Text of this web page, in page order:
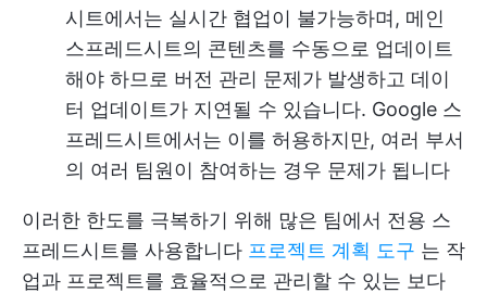
시트에서는 실시간 협업이 불가능하며, 메인
스프레드시트의 콘텐츠를 수동으로 업데이트
해야 하므로 버전 관리 문제가 발생하고 데이
터 업데이트가 지연될 수 있습니다. Google 스
프레드시트에서는 이를 허용하지만, 여러 부서
의 여러 팀원이 참여하는 경우 문제가 됩니다
이러한 한도를 극복하기 위해 많은 팀에서 전용 스
프레드시트를 사용합니다 프로젝트 계획 도구 는 작
업과 프로젝트를 효율적으로 관리할 수 있는 보다